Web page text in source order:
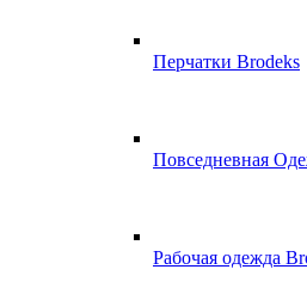
Перчатки Brodeks
Повседневная
Рабочая одежда